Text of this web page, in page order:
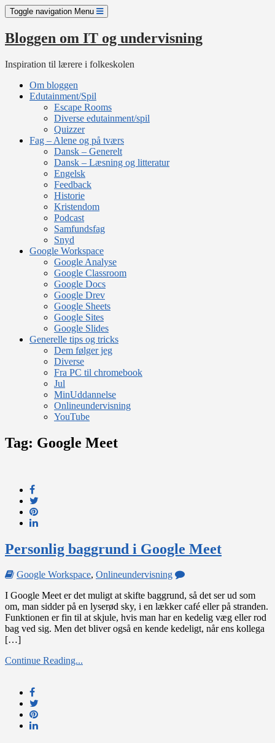
Skip
to
content
Toggle navigation Menu
Bloggen om IT og undervisning
Inspiration til lærere i folkeskolen
Om bloggen
Edutainment/Spil
Escape Rooms
Diverse edutainment/spil
Quizzer
Fag – Alene og på tværs
Dansk – Generelt
Dansk – Læsning og litteratur
Engelsk
Feedback
Historie
Kristendom
Podcast
Samfundsfag
Snyd
Google Workspace
Google Analyse
Google Classroom
Google Docs
Google Drev
Google Sheets
Google Sites
Google Slides
Generelle tips og tricks
Dem følger jeg
Diverse
Fra PC til chromebook
Jul
MinUddannelse
Onlineundervisning
YouTube
Tag: Google Meet
Personlig baggrund i Google Meet
Google Workspace, Onlineundervisning
on
baggrund
i
Google
Meet
I Google Meet er det muligt at skifte baggrund, så det ser ud som
om, man sidder på en lyserød sky, i en lækker café eller på stranden.
Funktionen er fin til at skjule, hvis man har en kedelig væg eller rod
bag ved sig. Men det bliver også en kende kedeligt, når ens kollega
[…]
Continue Reading...